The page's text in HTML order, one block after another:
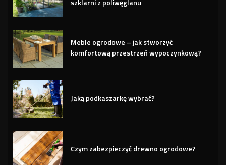
szklarni z poliwęglanu
Meble ogrodowe – jak stworzyć
komfortową przestrzeń wypoczynkową?
Jaką podkaszarkę wybrać?
Czym zabezpieczyć drewno ogrodowe?